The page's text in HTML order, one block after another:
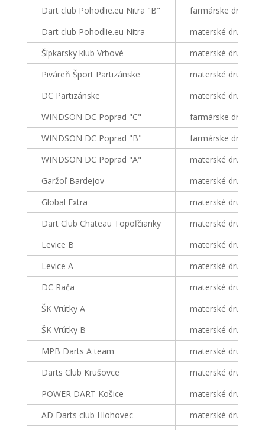
Dart club Pohodlie.eu Nitra "B"
farmárske družstvo
Dart club Pohodlie.eu Nitra
materské družstvo
Šípkarsky klub Vrbové
materské družstvo
Piváreň Šport Partizánske
materské družstvo
DC Partizánske
materské družstvo
WINDSON DC Poprad "C"
farmárske družstvo
WINDSON DC Poprad "B"
farmárske družstvo
WINDSON DC Poprad "A"
materské družstvo
Garžoľ Bardejov
materské družstvo
Global Extra
materské družstvo
Dart Club Chateau Topoľčianky
materské družstvo
Levice B
materské družstvo
Levice A
materské družstvo
DC Rača
materské družstvo
ŠK Vrútky A
materské družstvo
ŠK Vrútky B
materské družstvo
MPB Darts A team
materské družstvo
Darts Club Krušovce
materské družstvo
POWER DART Košice
materské družstvo
AD Darts club Hlohovec
materské družstvo